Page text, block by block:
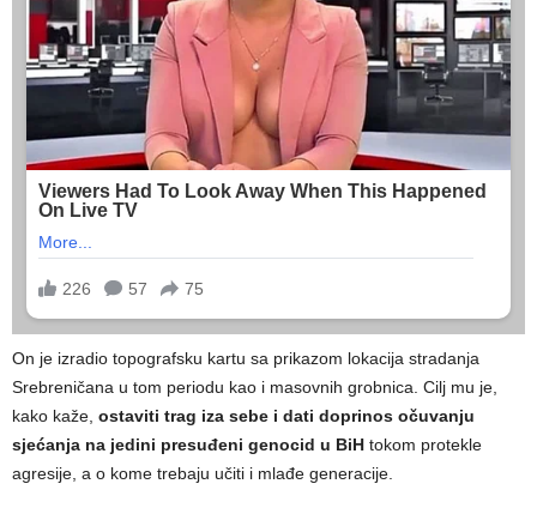
On je izradio topografsku kartu sa prikazom lokacija stradanja
Srebreničana u tom periodu kao i masovnih grobnica. Cilj mu je,
kako kaže, ostaviti trag iza sebe i dati doprinos očuvanju
sjećanja na jedini presuđeni genocid u BiH tokom protekle
agresije, a o kome trebaju učiti i mlađe generacije.